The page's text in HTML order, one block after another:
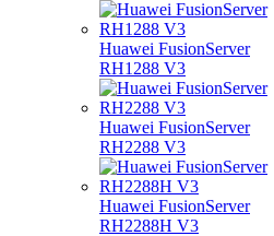
Huawei FusionServer
RH1288 V3
Huawei FusionServer
RH2288 V3
Huawei FusionServer
RH2288H V3